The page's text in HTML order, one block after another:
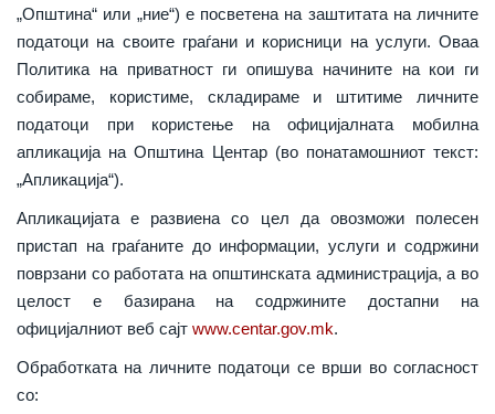
„Општина“ или „ние“) е посветена на заштитата на личните
податоци на своите граѓани и корисници на услуги. Оваа
Политика на приватност ги опишува начините на кои ги
собираме, користиме, складираме и штитиме личните
податоци при користење на официјалната мобилна
апликација на Општина Центар (во понатамошниот текст:
„Апликација“).
Апликацијата е развиена со цел да овозможи полесен
пристап на граѓаните до информации, услуги и содржини
поврзани со работата на општинската администрација, а во
целост е базирана на содржините достапни на
официјалниот веб сајт www.centar.gov.mk.
Обработката на личните податоци се врши во согласност
со: